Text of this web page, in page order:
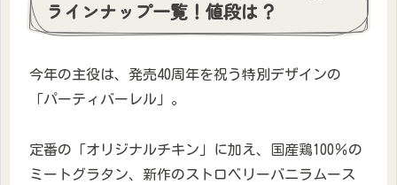
ラインナップ一覧！値段は？
今年の主役は、発売40周年を祝う特別デザインの
「パーティバーレル」。
定番の「オリジナルチキン」に加え、国産鶏100％の
ミートグラタン、新作のストロベリーバニラムース